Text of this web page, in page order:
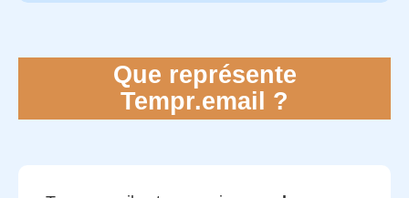
Que représente
Tempr.email ?